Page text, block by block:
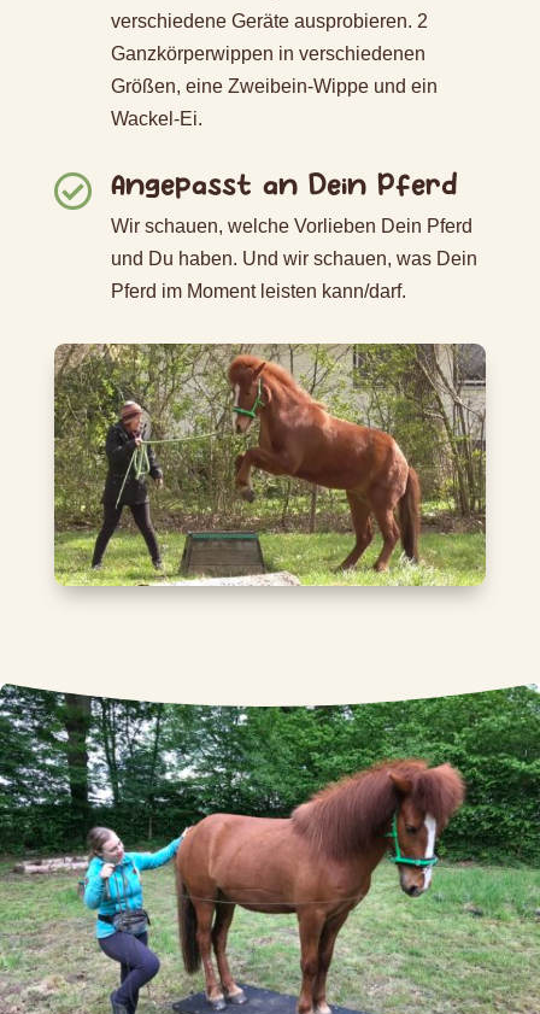
verschiedene Geräte ausprobieren. 2
Ganzkörperwippen in verschiedenen
Größen, eine Zweibein-Wippe und ein
Wackel-Ei.
 Angepasst an Dein Pferd
Wir schauen, welche Vorlieben Dein Pferd
und Du haben. Und wir schauen, was Dein
Pferd im Moment leisten kann/darf.